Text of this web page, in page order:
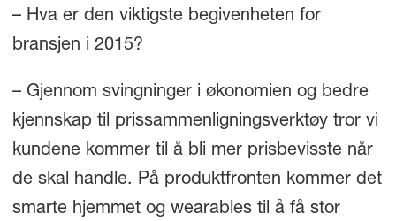
– Hva er den viktigste begivenheten for
bransjen i 2015?
– Gjennom svingninger i økonomien og bedre
kjennskap til prissammenligningsverktøy tror vi
kundene kommer til å bli mer prisbevisste når
de skal handle. På produktfronten kommer det
smarte hjemmet og wearables til å få stor